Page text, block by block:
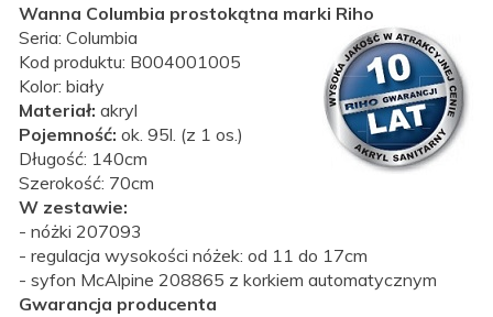
Wanna Columbia prostokątna marki Riho
Seria: Columbia
Kod produktu: B004001005
Kolor: biały
Materiał: akryl
Pojemność: ok. 95l. (z 1 os.)
Długość: 140cm
Szerokość: 70cm
W zestawie:
- nóżki 207093
- regulacja wysokości nóżek: od 11 do 17cm
- syfon McAlpine 208865 z korkiem automatycznym
Gwarancja producenta